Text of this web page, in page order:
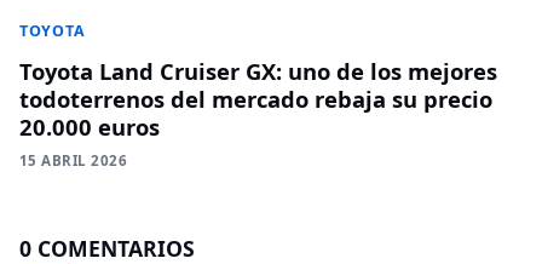
TOYOTA
Toyota Land Cruiser GX: uno de los mejores
todoterrenos del mercado rebaja su precio
20.000 euros
15 ABRIL 2026
0 COMENTARIOS